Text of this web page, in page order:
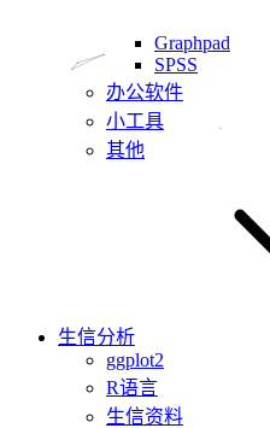
Graphpad
SPSS
办公软件
小工具
其他
生信分析
ggplot2
R语言
生信资料